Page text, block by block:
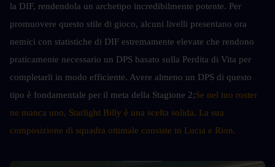
la DIF, rendendola un archetipo incredibilmente potente. Per
promuovere questo stile di gioco, alcuni livelli presentano ora
nemici con statistiche di DIF estremamente elevate che rendono
praticamente necessario un DPS basato sulla Perdita di Vita per
completarli in modo efficiente. Avere almeno un DPS di questo
tipo è fondamentale per il meta della Stagione 2;Se nel tuo roster
ne manca uno, Starlight Billy è una scelta solida. La sua
composizione di squadra ottimale consiste in Lucia e Rion.